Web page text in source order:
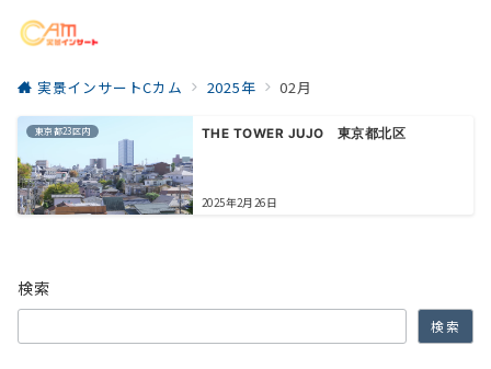
実景インサートCカム 2025年 02月
東京都23区内 THE TOWER JUJO 東京都北区
2025年2月26日
検索
検索